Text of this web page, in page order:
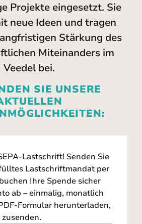
Projekte eingesetzt. Sie
neue Ideen und tragen
Stärkung des
Miteinanders im
Veedel bei.
SIE UNSERE
Lastschrift! Senden Sie
Lastschriftmandat per
Ihre Spende sicher
ab – einmalig, monatlich
Formular herunterladen,